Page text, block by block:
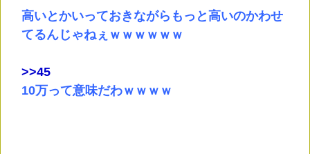
高いとかいっておきながらもっと高いのかわせ
てるんじゃねぇｗｗｗｗｗｗ
>>45
10万って意味だわｗｗｗｗ